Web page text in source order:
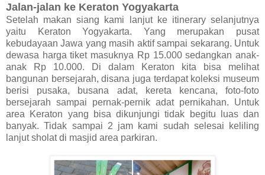
Jalan-jalan ke Keraton Yogyakarta
Setelah makan siang kami lanjut ke itinerary selanjutnya
yaitu Keraton Yogyakarta. Yang merupakan pusat
kebudayaan Jawa yang masih aktif sampai sekarang. Untuk
dewasa harga tiket masuknya Rp 15.000 sedangkan anak-
anak Rp 10.000. Di dalam Keraton kita bisa melihat
bangunan bersejarah, disana juga terdapat koleksi museum
berisi pusaka, busana adat, kereta kencana, foto-foto
bersejarah sampai pernak-pernik adat pernikahan. Untuk
area Keraton yang bisa dikunjungi tidak begitu luas dan
banyak. Tidak sampai 2 jam kami sudah selesai keliling
lanjut sholat di masjid area parkiran.